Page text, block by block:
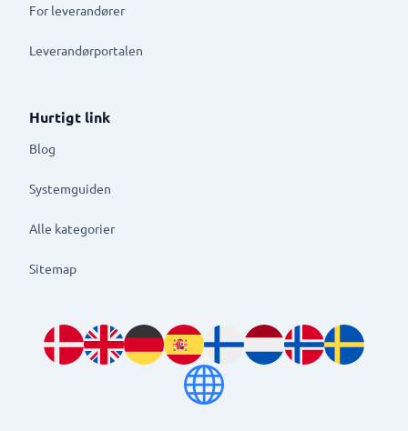
For leverandører
Leverandørportalen
Hurtigt link
Blog
Systemguiden
Alle kategorier
Sitemap